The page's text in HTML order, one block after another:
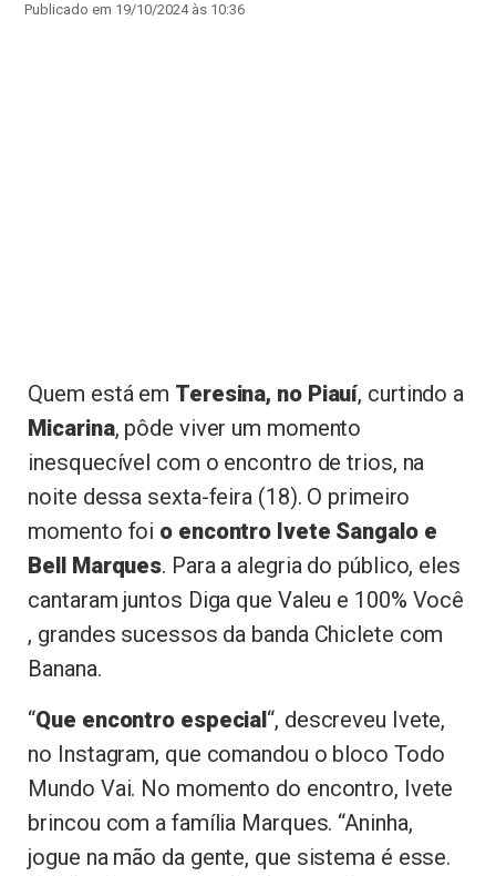
Publicado em 19/10/2024 às 10:36
Quem está em Teresina, no Piauí, curtindo a
Micarina, pôde viver um momento
inesquecível com o encontro de trios, na
noite dessa sexta-feira (18). O primeiro
momento foi o encontro Ivete Sangalo e
Bell Marques. Para a alegria do público, eles
cantaram juntos Diga que Valeu e 100% Você
, grandes sucessos da banda Chiclete com
Banana.
“Que encontro especial“, descreveu Ivete,
no Instagram, que comandou o bloco Todo
Mundo Vai. No momento do encontro, Ivete
brincou com a família Marques. “Aninha,
jogue na mão da gente, que sistema é esse.